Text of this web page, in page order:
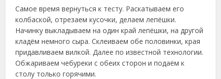
Самое время вернуться к тесту. Раскатываем его
колбаской, отрезаем кусочки, делаем лепёшки.
Начинку выкладываем на один край лепёшки, на другой
кладём немного сыра. Склеиваем обе половинки, края
придавливаем вилкой. Далее по известной технологии.
Обжариваем чебуреки с обеих сторон и подаём к
столу только горячими.